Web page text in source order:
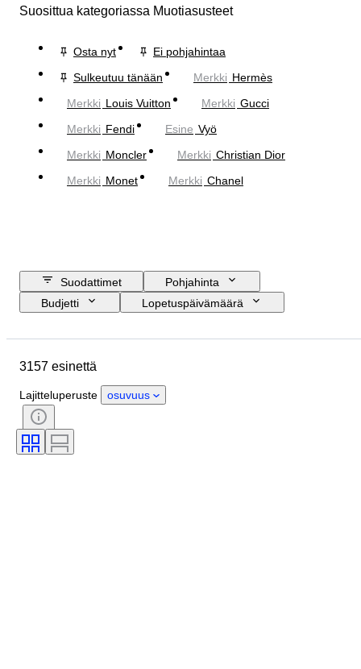
Suosittua kategoriassa Muotiasusteet
Osta nyt
Ei pohjahintaa
Sulkeutuu tänään
Merkki Hermès
Merkki Louis Vuitton Merkki Gucci
Merkki Fendi Esine Vyö
Merkki Moncler Merkki Christian Dior
Merkki Monet Merkki Chanel
Suodattimet
Pohjahinta
Budjetti
Lopetuspäivämäärä
Materiaali
Kivi
Hienous
Tyylisuuntaus
Vaatekoko
Esineen koko
3157 esinettä
Lajitteluperuste osuvuus